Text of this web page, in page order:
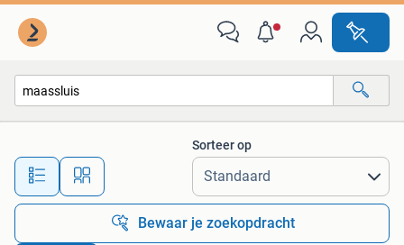
Alle afstanden…
Sorteer op
Bewaar je zoekopdracht